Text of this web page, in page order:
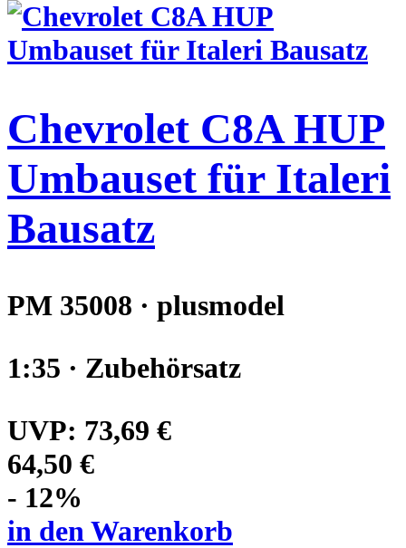
Chevrolet C8A HUP
Umbauset für Italeri
Bausatz
PM 35008 · plusmodel
1:35 · Zubehörsatz
UVP: 73,69 €
64,50 €
- 12%
in den Warenkorb